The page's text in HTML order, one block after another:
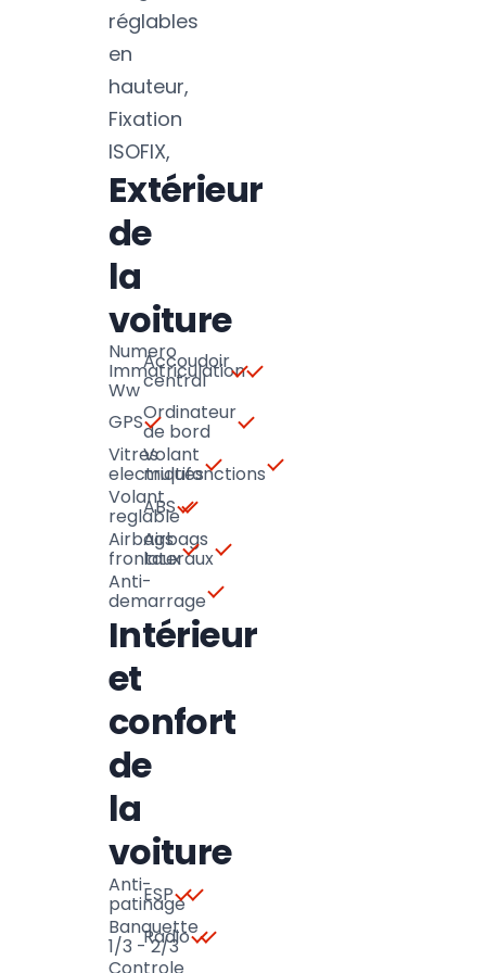
réglables
en
hauteur,
Fixation
ISOFIX,
Extérieur
de
la
voiture
Numero
Immatriculation
Ww
Accoudoir
central
GPSOrdinateur
de bord
Vitres
electriques
Volant
multifonctions
Volant
reglable
ABS
Airbags
frontaux
Airbags
lateraux
Anti-
demarrage
Intérieur
et
confort
de
la
voiture
Anti-
patinage
ESP
Banquette
1/3 - 2/3
Radio